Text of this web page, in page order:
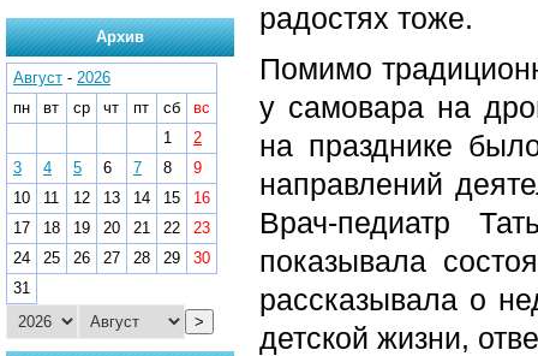
радостях тоже.
Помимо
у самовара на
на празднике
направлений
Врач-педиатр
показывала
рассказывала о
детской жизни,
Архив
Август - 2026
пн
вт ср чт пт сб
вс
1
2
3
4 5 6 7 8
9
10
11 12 13 14 15
16
17
18 19 20 21 22
23
24
25 26 27 28 29
30
31
>